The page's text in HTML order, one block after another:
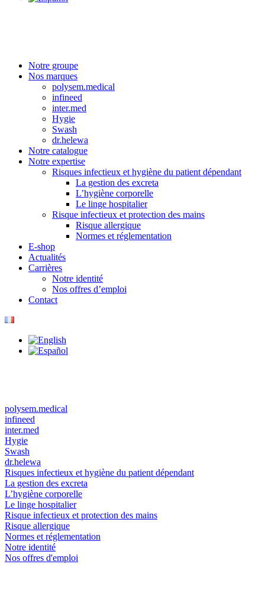
Notre groupe
Nos marques
polysem.medical
infineed
inter.med
Hygie
Swash
dr.helewa
Notre catalogue
Notre expertise
Risques infectieux et hygiène du patient dépendant
La gestion des excreta
L’hygiène corporelle
Le linge hospitalier
Risque infectieux et protection des mains
Risque allergique
Normes et réglementation
E-shop
Actualités
Carrières
Notre identité
Nos offres d’emploi
Contact
polysem.medical
infineed
inter.med
Hygie
Swash
dr.helewa
Risques infectieux et hygiène du patient dépendant
La gestion des excreta
L’hygiène corporelle
Le linge hospitalier
Risque infectieux et protection des mains
Risque allergique
Normes et réglementation
Notre identité
Nos offres d'emploi